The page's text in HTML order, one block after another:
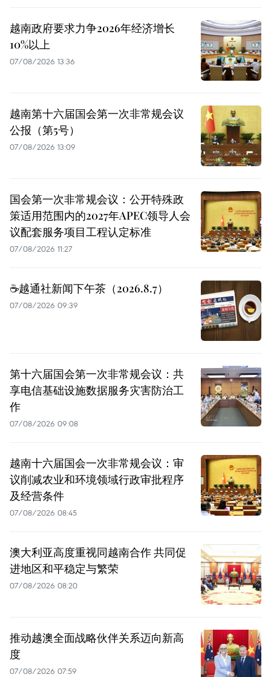
越南政府要求力争2026年经济增长
10%以上
07/08/2026 13:36
越南第十六届国会第一次非常规会议
公报（第5号）
07/08/2026 13:09
国会第一次非常规会议：公开特殊政
策适用范围内的2027年APEC领导人会
议配套服务项目工程认定标准
07/08/2026 11:27
☕️越通社新闻下午茶（2026.8.7）
07/08/2026 09:39
第十六届国会第一次非常规会议：共
享电信基础设施数据服务灾害防治工
作
07/08/2026 09:08
越南十六届国会一次非常规会议：审
议削减农业和环境领域行政审批程序
及经营条件
07/08/2026 08:45
澳大利亚高度重视同越南合作 共同促
进地区和平稳定与繁荣
07/08/2026 08:20
推动越澳全面战略伙伴关系迈向新高
度
07/08/2026 07:59